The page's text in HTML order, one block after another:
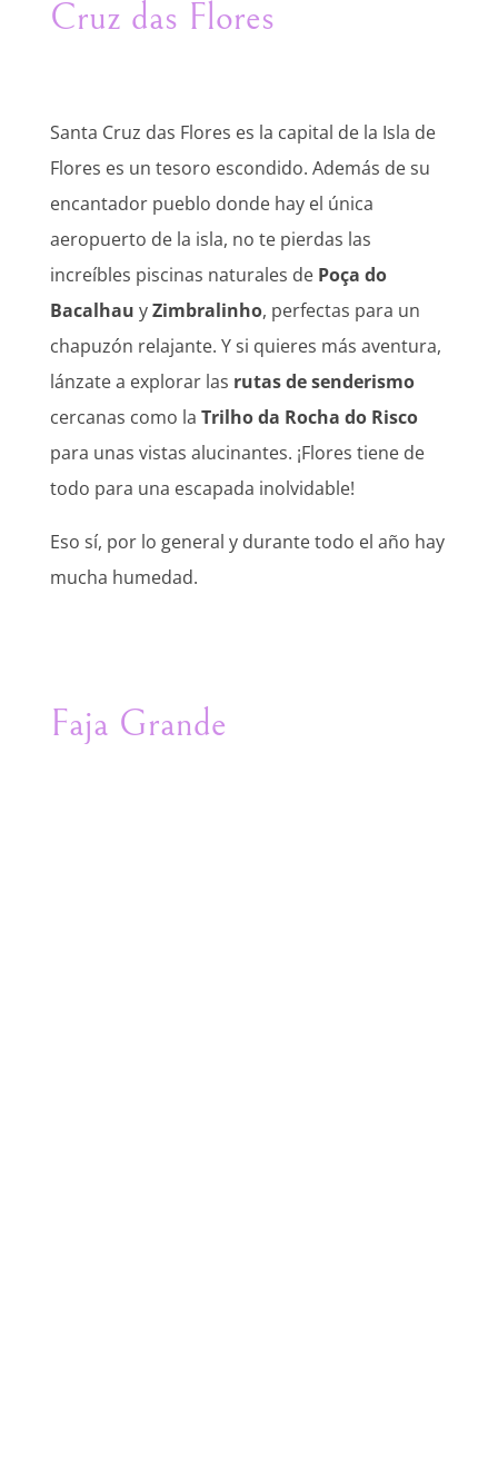
Cruz das Flores
Santa Cruz das Flores es la capital de la Isla de
Flores es un tesoro escondido. Además de su
encantador pueblo donde hay el única
aeropuerto de la isla, no te pierdas las
increíbles piscinas naturales de Poça do
Bacalhau yZimbralinho, perfectas para un
chapuzón relajante. Y si quieres más aventura,
lánzate a explorar las rutas de senderismo
cercanas como la Trilho da Rocha do Risco
para unas vistas alucinantes. ¡Flores tiene de
todo para una escapada inolvidable!
Eso sí, por lo general y durante todo el año hay
mucha humedad.
Faja Grande